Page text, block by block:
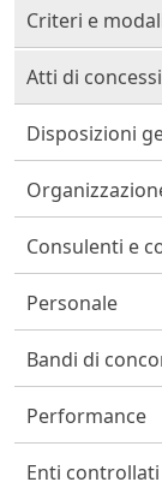
Criteri e
Atti di
Disposizioni
Consulenti e
Personale
Bandi di
Performance
Enti controllati